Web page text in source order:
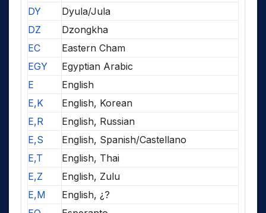
DY
Dyula/Jula
DZ
Dzongkha
EC
Eastern Cham
EGY
Egyptian Arabic
E
English
E,K
English, Korean
E,R
English, Russian
E,S
English, Spanish/Castellano
E,T
English, Thai
E,Z
English, Zulu
E,M
English, ¿?